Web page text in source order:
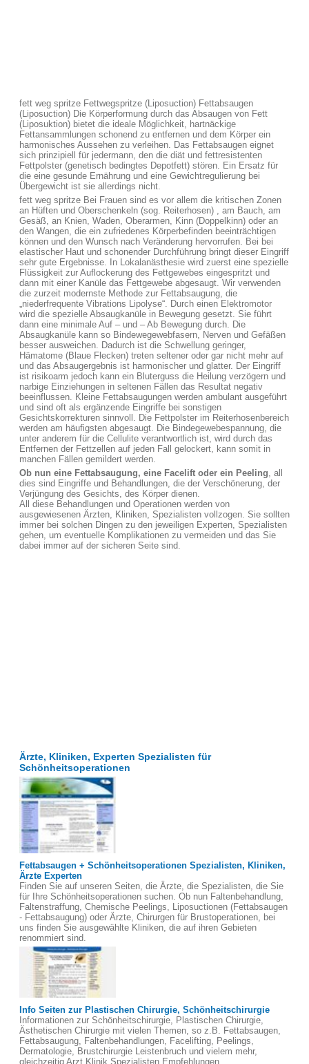
fett weg spritze Fettwegspritze (Liposuction) Fettabsaugen
(Liposuction) Die Körperformung durch das Absaugen von Fett
(Liposuktion) bietet die ideale Möglichkeit, hartnäckige
Fettansammlungen schonend zu entfernen und dem Körper ein
harmonisches Aussehen zu verleihen. Das Fettabsaugen eignet
sich prinzipiell für jedermann, den die diät und fettresistenten
Fettpolster (genetisch bedingtes Depotfett) stören. Ein Ersatz für
die eine gesunde Ernährung und eine Gewichtregulierung bei
Übergewicht ist sie allerdings nicht.
fett weg spritze Bei Frauen sind es vor allem die kritischen Zonen
an Hüften und Oberschenkeln (sog. Reiterhosen) , am Bauch, am
Gesäß, an Knien, Waden, Oberarmen, Kinn (Doppelkinn) oder an
den Wangen, die ein zufriedenes Körperbefinden beeinträchtigen
können und den Wunsch nach Veränderung hervorrufen. Bei bei
elastischer Haut und schonender Durchführung bringt dieser Eingriff
sehr gute Ergebnisse. In Lokalanästhesie wird zuerst eine spezielle
Flüssigkeit zur Auflockerung des Fettgewebes eingespritzt und
dann mit einer Kanüle das Fettgewebe abgesaugt. Wir verwenden
die zurzeit modernste Methode zur Fettabsaugung, die
„niederfrequente Vibrations Lipolyse“. Durch einen Elektromotor
wird die spezielle Absaugkanüle in Bewegung gesetzt. Sie führt
dann eine minimale Auf – und – Ab Bewegung durch. Die
Absaugkanüle kann so Bindewegewebfasern, Nerven und Gefäßen
besser ausweichen. Dadurch ist die Schwellung geringer,
Hämatome (Blaue Flecken) treten seltener oder gar nicht mehr auf
und das Absaugergebnis ist harmonischer und glatter. Der Eingriff
ist risikoarm jedoch kann ein Bluterguss die Heilung verzögern und
narbige Einziehungen in seltenen Fällen das Resultat negativ
beeinflussen. Kleine Fettabsaugungen werden ambulant ausgeführt
und sind oft als ergänzende Eingriffe bei sonstigen
Gesichtskorrekturen sinnvoll. Die Fettpolster im Reiterhosenbereich
werden am häufigsten abgesaugt. Die Bindegewebespannung, die
unter anderem für die Cellulite verantwortlich ist, wird durch das
Entfernen der Fettzellen auf jeden Fall gelockert, kann somit in
manchen Fällen gemildert werden.
Ob nun eine Fettabsaugung, eine Facelift oder ein Peeling, all
dies sind Eingriffe und Behandlungen, die der Verschönerung, der
Verjüngung des Gesichts, des Körper dienen.
All diese Behandlungen und Operationen werden von
ausgewiesenen Ärzten, Kliniken, Spezialisten vollzogen. Sie sollten
immer bei solchen Dingen zu den jeweiligen Experten, Spezialisten
gehen, um eventuelle Komplikationen zu vermeiden und das Sie
dabei immer auf der sicheren Seite sind.
Ärzte, Kliniken, Experten Spezialisten für
Schönheitsoperationen
Fettabsaugen + Schönheitsoperationen Spezialisten, Kliniken,
Ärzte Experten
Finden Sie auf unseren Seiten, die Ärzte, die Spezialisten, die Sie
für Ihre Schönheitsoperationen suchen. Ob nun Faltenbehandlung,
Faltenstraffung, Chemische Peelings, Liposuctionen (Fettabsaugen
- Fettabsaugung) oder Ärzte, Chirurgen für Brustoperationen, bei
uns finden Sie ausgewählte Kliniken, die auf ihren Gebieten
renommiert sind.
Info Seiten zur Plastischen Chirurgie, Schönheitschirurgie
Informationen zur Schönheitschirurgie, Plastischen Chirurgie,
Ästhetischen Chirurgie mit vielen Themen, so z.B. Fettabsaugen,
Fettabsaugung, Faltenbehandlungen, Facelifting, Peelings,
Dermatologie, Brustchirurgie Leistenbruch und vielem mehr,
gleichzeitig Arzt Klinik Spezialisten Empfehlungen.